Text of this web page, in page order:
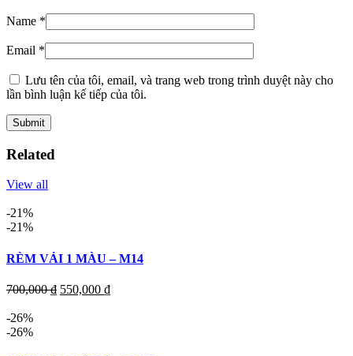
Name *
Email *
Lưu tên của tôi, email, và trang web trong trình duyệt này cho
lần bình luận kế tiếp của tôi.
Related
View all
-21%
-21%
RÈM VẢI 1 MÀU – M14
700,000₫ 550,000 ₫
-26%
-26%